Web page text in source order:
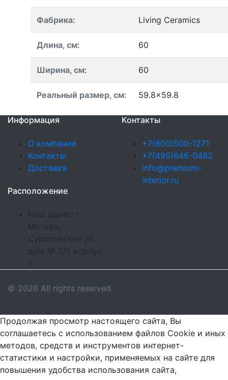
Фабрика: Living Ceramics
Длина, см: 60
Ширина, см: 60
Реальный размер, см: 59.8x59.8
Информация
О компании
Контакты
Доставка
Контакты
+7(800)500-1271
+7(495)646-0482
info@premium-
interior.ru
Расположение
Наш адрес: г.
Москва,
Суворовская ул,
дом № 2/1, корпус
© 2026 All rights reserved.
Продолжая просмотр настоящего сайта, Вы
соглашаетесь с использованием файлов Cookie и иных
методов, средств и инструментов интернет-
статистики и настройки, применяемых на сайте для
повышения удобства использования сайта,